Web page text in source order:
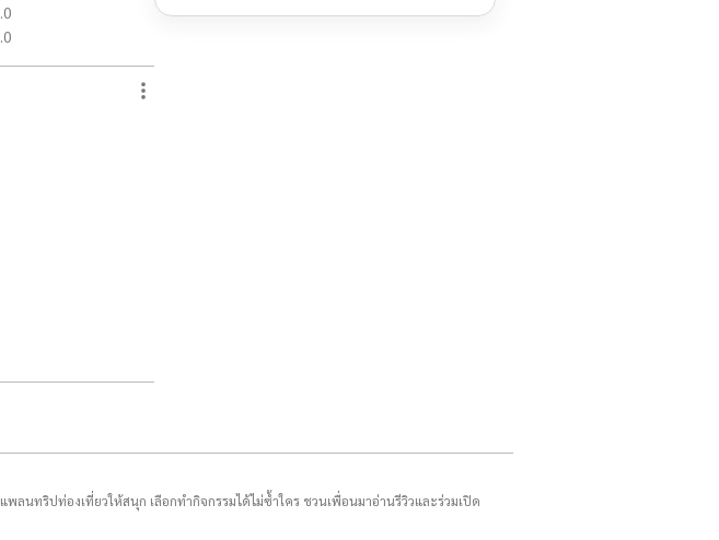
ลนทริปท่องเที่ยวให้สนุก เลือกทำกิจกรรมได้ไม่ซ้ำใคร ชวนเพื่อนมาอ่านรีวิวและร่วมเปิด